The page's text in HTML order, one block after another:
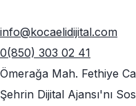
info@kocaelidijital.com
0(850) 303 02 41
Ömerağa Mah. Fethiye
Şehrin Dijital Ajansı'nı